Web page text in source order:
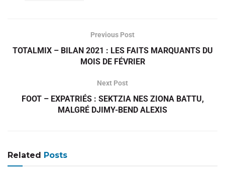
Previous Post
TOTALMIX – BILAN 2021 : LES FAITS MARQUANTS DU
MOIS DE FÉVRIER
Next Post
FOOT – EXPATRIÉS : SEKTZIA NES ZIONA BATTU,
MALGRÉ DJIMY-BEND ALEXIS
Related Posts